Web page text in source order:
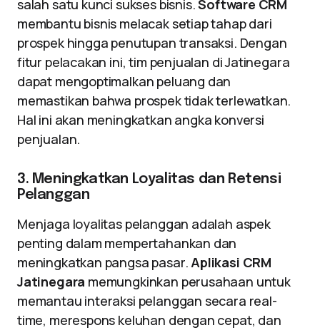
salah satu kunci sukses bisnis.Software CRM
membantu bisnis melacak setiap tahap dari
prospek hingga penutupan transaksi. Dengan
fitur pelacakan ini, tim penjualan di Jatinegara
dapat mengoptimalkan peluang dan
memastikan bahwa prospek tidak terlewatkan.
Hal ini akan meningkatkan angka konversi
penjualan.
3. Meningkatkan Loyalitas dan Retensi
Pelanggan
Menjaga loyalitas pelanggan adalah aspek
penting dalam mempertahankan dan
meningkatkan pangsa pasar.Aplikasi CRM
Jatinegara memungkinkan perusahaan untuk
memantau interaksi pelanggan secara real-
time, merespons keluhan dengan cepat, dan